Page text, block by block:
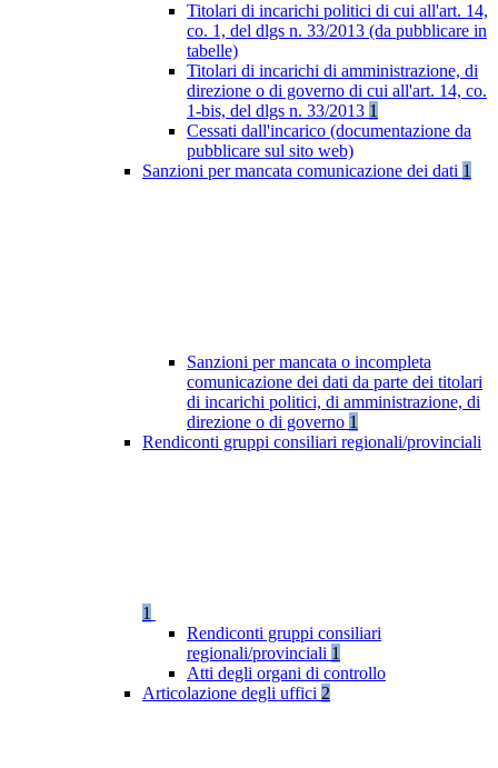
Titolari di incarichi politici di cui all'art. 14,
co. 1, del dlgs n. 33/2013 (da pubblicare in
tabelle)
Titolari di incarichi di amministrazione, di
direzione o di governo di cui all'art. 14, co.
1-bis, del dlgs n. 33/2013 1
Cessati dall'incarico (documentazione da
pubblicare sul sito web)
Sanzioni per mancata comunicazione dei dati 1
Sanzioni per mancata o incompleta
comunicazione dei dati da parte dei titolari
di incarichi politici, di amministrazione, di
direzione o di governo 1
Rendiconti gruppi consiliari regionali/provinciali
1
Rendiconti gruppi consiliari
regionali/provinciali 1
Atti degli organi di controllo
Articolazione degli uffici 2